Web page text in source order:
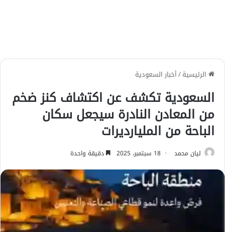
الرئيسية/أخبار السعودية
السعودية تكشف عن اكتشاف كنز ضخم
من المعادن النادرة سيجعل سكان
الباحة من المليارديرات
ليان محمد 18 سبتمبر، 2025 دقيقة واحدة